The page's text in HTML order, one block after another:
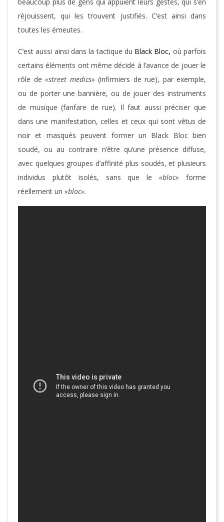
réjouissent, qui les trouvent justifiés. C’est ainsi dans
toutes les émeutes.
C’est aussi ainsi dans la tactique du Black Bloc, où parfois
certains éléments ont même décidé à l’avance de jouer le
rôle de «street medics» (infirmiers de rue), par exemple,
ou de porter une bannière, ou de jouer des instruments
de musique (fanfare de rue). Il faut aussi préciser que
dans une manifestation, celles et ceux qui sont vêtus de
noir et masqués peuvent former un Black Bloc bien
soudé, ou au contraire n’être qu’une présence diffuse,
avec quelques groupes d’affinité plus soudés, et plusieurs
individus plutôt isolés, sans que le«bloc» forme
réellement un «bloc».